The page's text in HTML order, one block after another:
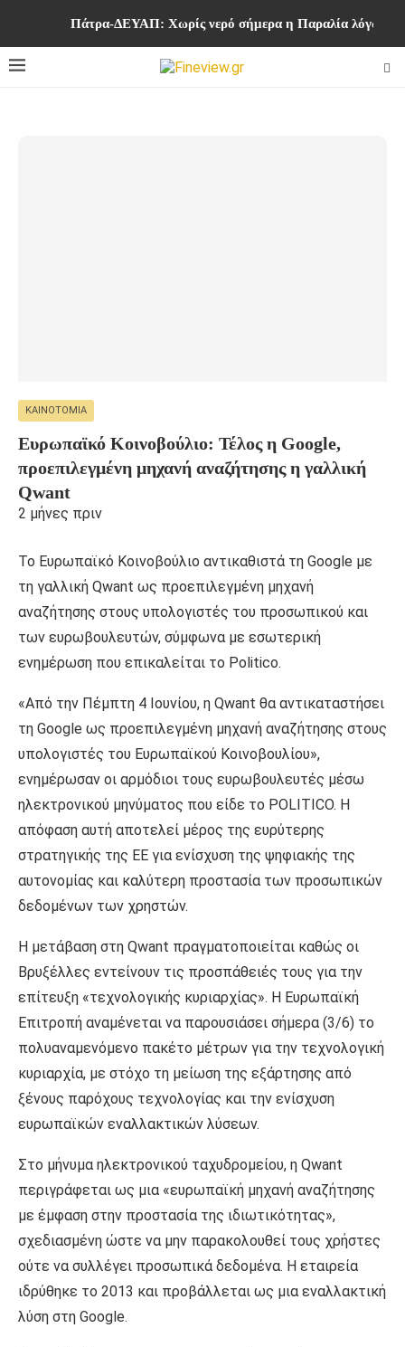
Πάτρα-ΔΕΥΑΠ: Χωρίς νερό σήμερα η Παραλία λόγω
ΚΑΙΝΟΤΟΜΊΑ
Ευρωπαϊκό Κοινοβούλιο: Τέλος η Google,
προεπιλεγμένη μηχανή αναζήτησης η γαλλική
Qwant
2 μήνες πριν
Το Ευρωπαϊκό Κοινοβούλιο αντικαθιστά τη Google με
τη γαλλική Qwant ως προεπιλεγμένη μηχανή
αναζήτησης στους υπολογιστές του προσωπικού και
των ευρωβουλευτών, σύμφωνα με εσωτερική
ενημέρωση που επικαλείται το Politico.
«Από την Πέμπτη 4 Ιουνίου, η Qwant θα αντικαταστήσει
τη Google ως προεπιλεγμένη μηχανή αναζήτησης στους
υπολογιστές του Ευρωπαϊκού Κοινοβουλίου»,
ενημέρωσαν οι αρμόδιοι τους ευρωβουλευτές μέσω
ηλεκτρονικού μηνύματος που είδε το POLITICO. Η
απόφαση αυτή αποτελεί μέρος της ευρύτερης
στρατηγικής της ΕΕ για ενίσχυση της ψηφιακής της
αυτονομίας και καλύτερη προστασία των προσωπικών
δεδομένων των χρηστών.
Η μετάβαση στη Qwant πραγματοποιείται καθώς οι
Βρυξέλλες εντείνουν τις προσπάθειές τους για την
επίτευξη «τεχνολογικής κυριαρχίας». Η Ευρωπαϊκή
Επιτροπή αναμένεται να παρουσιάσει σήμερα (3/6) το
πολυαναμενόμενο πακέτο μέτρων για την τεχνολογική
κυριαρχία, με στόχο τη μείωση της εξάρτησης από
ξένους παρόχους τεχνολογίας και την ενίσχυση
ευρωπαϊκών εναλλακτικών λύσεων.
Στο μήνυμα ηλεκτρονικού ταχυδρομείου, η Qwant
περιγράφεται ως μια «ευρωπαϊκή μηχανή αναζήτησης
με έμφαση στην προστασία της ιδιωτικότητας»,
σχεδιασμένη ώστε να μην παρακολουθεί τους χρήστες
ούτε να συλλέγει προσωπικά δεδομένα. Η εταιρεία
ιδρύθηκε το 2013 και προβάλλεται ως μια εναλλακτική
λύση στη Google.